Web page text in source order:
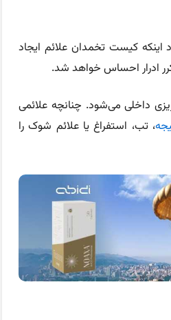
کیست تخمدان علائم ایجاد
ادرار احساس خواهد شد.
داخلی می‌شود. چنانچه علائمی
، تب، استفراغ یا علائم شوک را